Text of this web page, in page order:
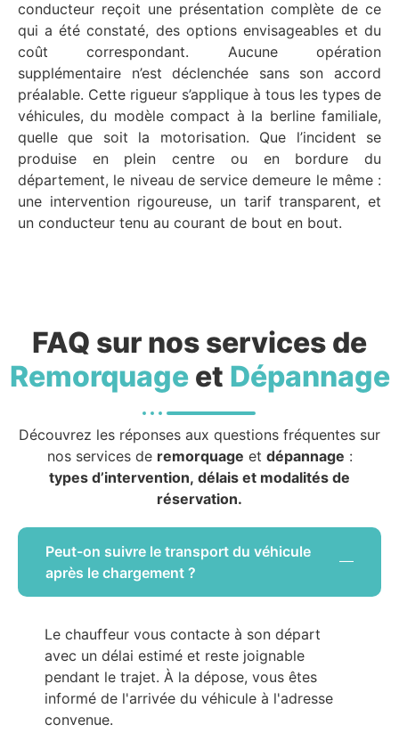
conducteur reçoit une présentation complète de ce
qui a été constaté, des options envisageables et du
coût correspondant. Aucune opération
supplémentaire n’est déclenchée sans son accord
préalable. Cette rigueur s’applique à tous les types de
véhicules, du modèle compact à la berline familiale,
quelle que soit la motorisation. Que l’incident se
produise en plein centre ou en bordure du
département, le niveau de service demeure le même :
une intervention rigoureuse, un tarif transparent, et
un conducteur tenu au courant de bout en bout.
FAQ sur nos services de
Remorquageet Dépannage
Découvrez les réponses aux questions fréquentes sur
nos services de remorquage et dépannage :
types d’intervention, délais et modalités de
réservation.
Peut-on suivre le transport du véhicule
après le chargement ?
Le chauffeur vous contacte à son départ
avec un délai estimé et reste joignable
pendant le trajet. À la dépose, vous êtes
informé de l'arrivée du véhicule à l'adresse
convenue.